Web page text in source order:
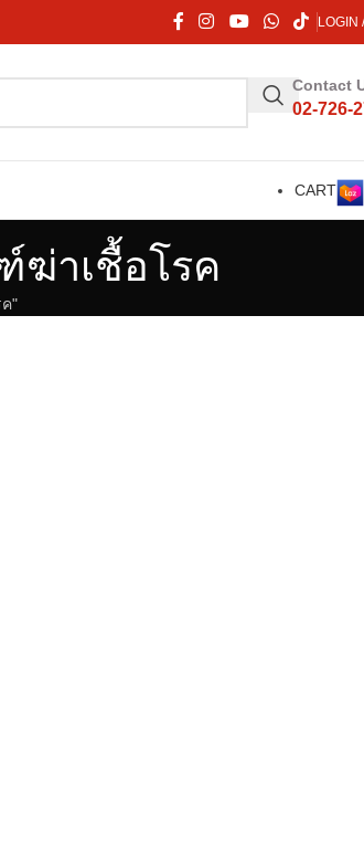
LOGIN
Contact
02-726-
CART
ฆ่าเชื้อโรค
"